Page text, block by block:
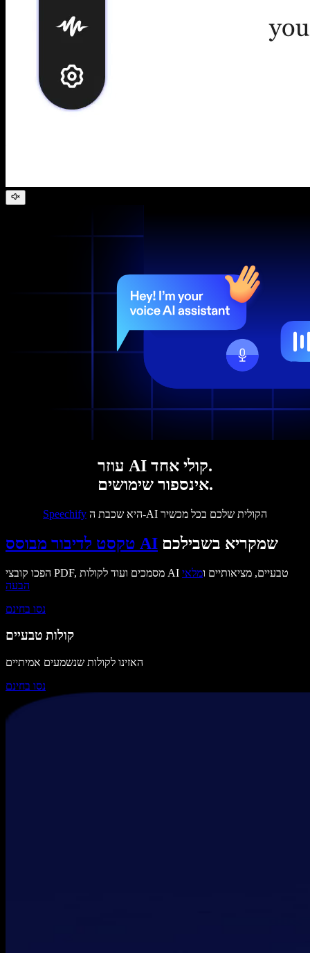
עוזר AI קולי אחד.
אינספור שימושים.
Speechify היא שכבת ה-AI הקולית שלכם בכל מכשיר
טקסט לדיבור מבוסס AI שמקריא בשבילכם
הפכו קובצי PDF, מסמכים ועוד לקולות AI טבעיים, מציאותיים ומלאי
הבעה
נסו בחינם
קולות טבעיים
האזינו לקולות שנשמעים אמיתיים
נסו בחינם